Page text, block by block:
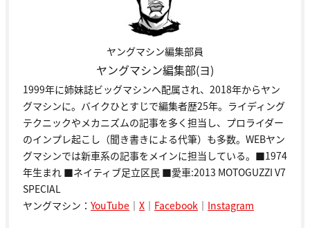
ヤングマシン編集部員
ヤングマシン編集部(ヨ)
1999年に姉妹誌ビッグマシンへ配属され、2018年からヤン
グマシンに。バイクひとすじで編集者歴25年。ライディング
テクニックやメカニズムの記事を多く担当し、プロライダー
のインプレ起こし（聞き書きによる代筆）も多数。WEBヤン
グマシンでは新車系の記事をメインに担当している。■1974
年生まれ ■ネイティブ足立区民 ■愛車:2013 MOTOGUZZI V7
SPECIAL
ヤングマシン： YouTube ｜ X ｜ Facebook ｜ Instagram